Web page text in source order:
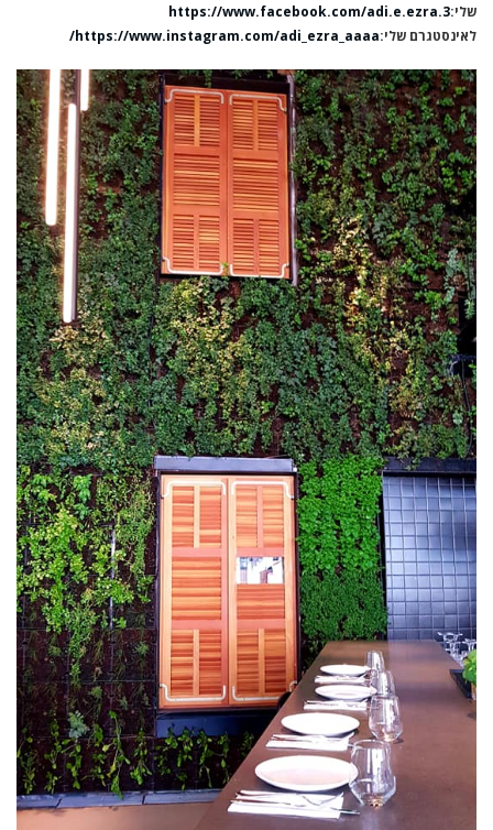
שלי:https://www.facebook.com/adi.e.ezra.3
לאינסטגרם שלי:https://www.instagram.com/adi_ezra_aaaa/